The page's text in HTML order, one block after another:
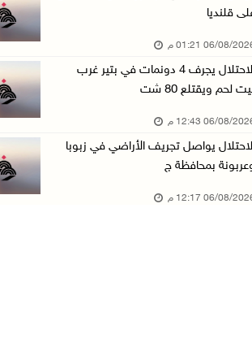
"التعاون الإسلامي" تدين عدوان الاحتلال على مخ ...
الحصار يعيد صناعة الفخار إلى الواجهة في غزة
الاحتلال يواصل تجريف الأراضي في زبوبا وعربونة ...
محافظة القدس: العدوان على مخيم قلنديا يستهدف ...
قلنديا
08/2026 01:21 م
الاحتلال يجرف 4 دونمات في بتير غرب
لحم ويقتلع 80 شت
08/2026 12:43 م
يواصل تجريف الأراضي في زبوبا
بمحافظة ج
08/2026 12:17 م